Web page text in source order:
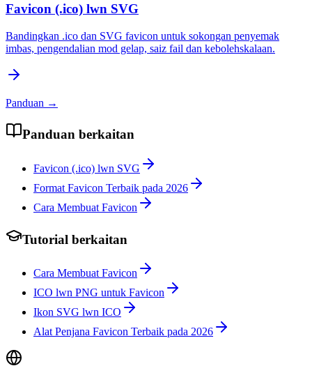
Favicon (.ico) lwn SVG
Bandingkan .ico dan SVG favicon untuk sokongan penyemak
imbas, pengendalian mod gelap, saiz fail dan kebolehskalaan.
Panduan →
Panduan berkaitan
Favicon (.ico) lwn SVG
Format Favicon Terbaik pada 2026
Cara Membuat Favicon
Tutorial berkaitan
Cara Membuat Favicon
ICO lwn PNG untuk Favicon
Ikon SVG lwn ICO
Alat Penjana Favicon Terbaik pada 2026